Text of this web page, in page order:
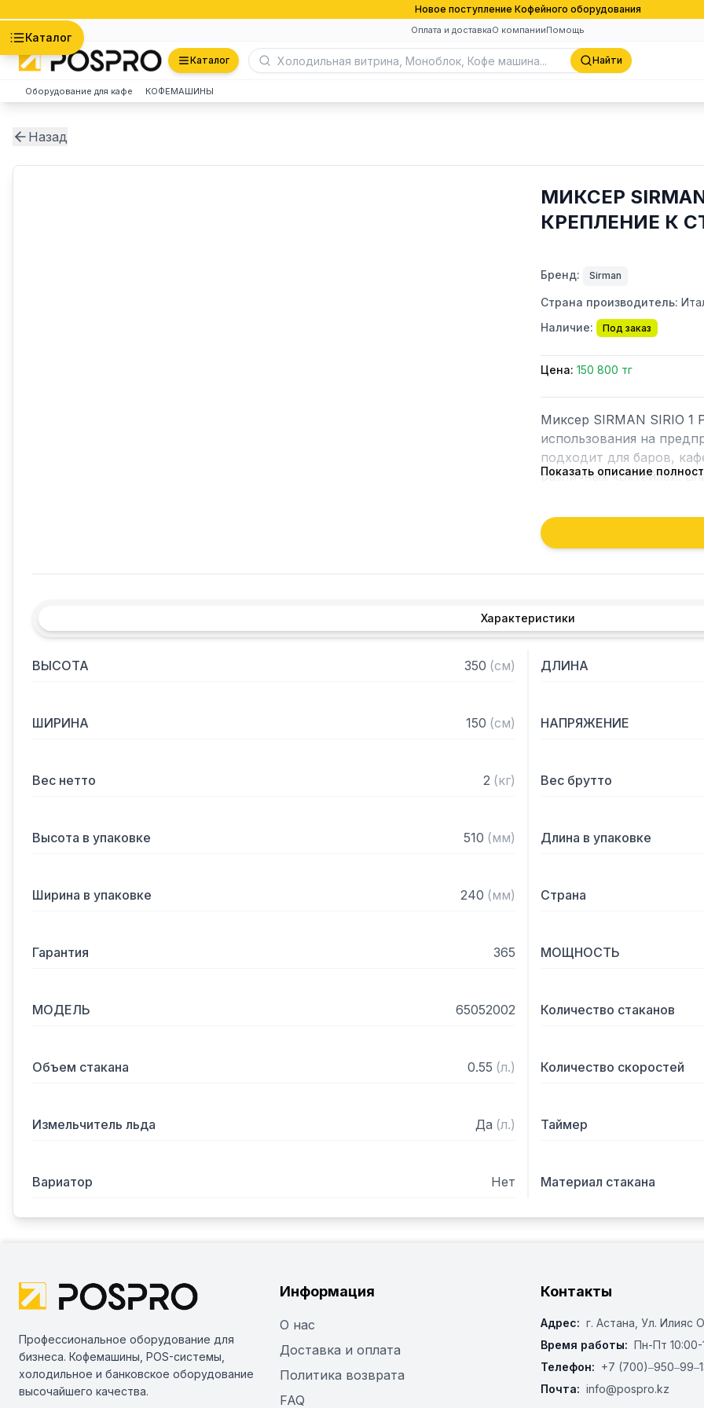
Новое поступление Кофейного оборудования
Оплата и доставкаО компанииПомощь
Каталог
Каталог Найти
Оборудование для кафе КОФЕМАШИНЫ
Назад
МИКСЕР SIRMAN
КРЕПЛЕНИЕ К
Бренд: Sirman
Страна производитель:
Наличие:
Под заказ
Цена: 150 800 тг
Миксер SIRMAN SIRIO 1
использования на
подходит для баров,
различных коктейлей.
Крепление на стену
поверхности. Прост в
Особенности:
– Колонна из
– Литое основание
работу
– Стакан из
сорбета)
Показать описание
Характеристики
ВЫСОТА 350 (см) ДЛИНА
ШИРИНА 150 (см) НАПРЯЖЕНИЕ
Вес нетто 2 (кг) Вес брутто
Высота в упаковке 510 (мм) Длина в упаковке
Ширина в упаковке 240 (мм) Страна
Гарантия 365 МОЩНОСТЬ
МОДЕЛЬ 65052002 Количество стаканов
Объем стакана 0.55 (л.) Количество скоростей
Измельчитель льда Да (л.) Таймер
Вариатор Нет Материал стакана
Профессиональное оборудование для
бизнеса. Кофемашины, POS-системы,
холодильное и банковское оборудование
высочайшего качества.
Информация
О нас
Доставка и оплата
Политика возврата
FAQ
Контакты
Адрес: г. Астана, ​Ул. Илияс
Время работы: Пн-Пт 10:00-
Телефон: +7
Почта: info@pospro.kz